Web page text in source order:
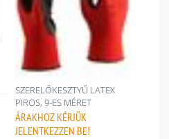
SZERELŐKESZTYŰ LATEX
PIROS, 9-ES MÉRET
ÁRAKHOZ KÉRJÜK
JELENTKEZZEN BE!